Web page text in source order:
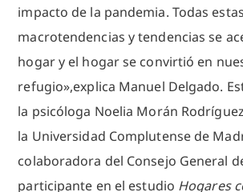
impacto de la pandemia. Todas estas
macrotendencias y tendencias se
hogar y el hogar se convirtió en
refugio»,explica Manuel Delgado.
la psicóloga Noelia Morán
la Universidad Complutense de
colaboradora del Consejo General
participante en el estudio Hogares